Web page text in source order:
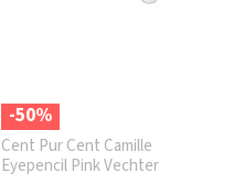
-50%
Cent Pur Cent Camille
Eyepencil Pink Vechter